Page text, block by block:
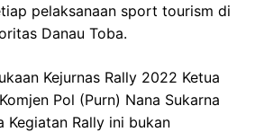
pelaksanaan sport tourism di
Danau Toba.
Kejurnas Rally 2022 Ketua
Pol (Purn) Nana Sukarna
Kegiatan Rally ini bukan